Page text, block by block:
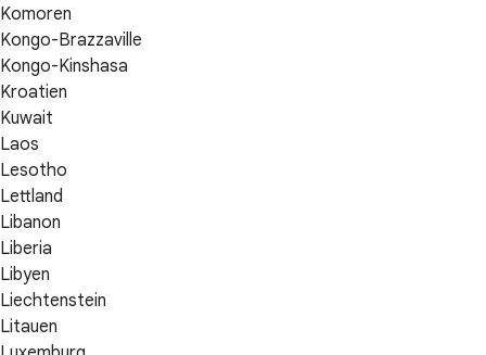
Komoren
Kongo-Brazzaville
Kongo-Kinshasa
Kroatien
Kuwait
Laos
Lesotho
Lettland
Libanon
Liberia
Libyen
Liechtenstein
Litauen